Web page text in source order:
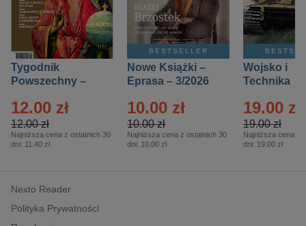
Tygodnik
Powszechny –
12.00 zł
12.00 zł
Najniższa cena z ostatnich 30
dni: 11.40 zł
BESTSELLER
Nowe Książki –
Eprasa – 3/2026
10.00 zł
10.00 zł
Najniższa cena z ostatnich 30
dni: 10.00 zł
Wojsko i
Technika
– 2/2026
19.00 zł
19.00 zł
Najniższa cena z
dni: 19.00 zł
Nexto Reader
Polityka Prywatności